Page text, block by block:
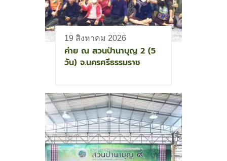
19 สิงหาคม 2026
ค่าย ณ สวนป่านาบุญ 2 (5
วัน) จ.นครศรีธรรมราช